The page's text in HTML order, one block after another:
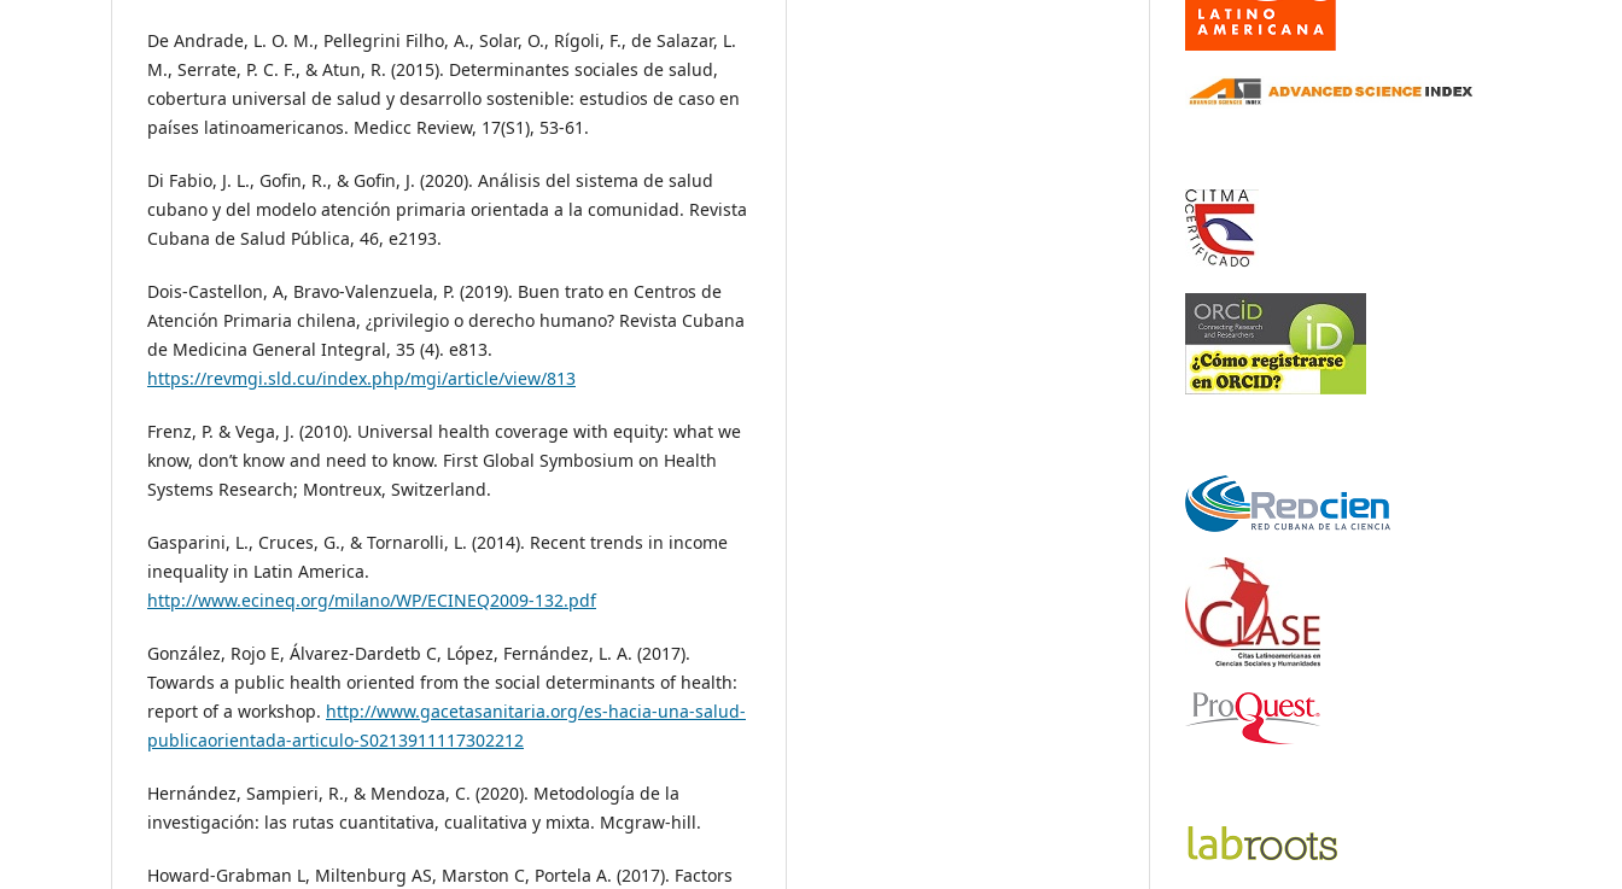
De Andrade, L. O. M., Pellegrini Filho, A., Solar, O., Rígoli, F., de Salazar, L.
M., Serrate, P. C. F., & Atun, R. (2015). Determinantes sociales de salud,
cobertura universal de salud y desarrollo sostenible: estudios de caso en
países latinoamericanos. Medicc Review, 17(S1), 53-61.
Di Fabio, J. L., Gofin, R., & Gofin, J. (2020). Análisis del sistema de salud
cubano y del modelo atención primaria orientada a la comunidad. Revista
Cubana de Salud Pública, 46, e2193.
Dois-Castellon, A, Bravo-Valenzuela, P. (2019). Buen trato en Centros de
Atención Primaria chilena, ¿privilegio o derecho humano? Revista Cubana
de Medicina General Integral, 35 (4). e813.
https://revmgi.sld.cu/index.php/mgi/article/view/813
Frenz, P. & Vega, J. (2010). Universal health coverage with equity: what we
know, don’t know and need to know. First Global Symbosium on Health
Systems Research; Montreux, Switzerland.
Gasparini, L., Cruces, G., & Tornarolli, L. (2014). Recent trends in income
inequality in Latin America.
http://www.ecineq.org/milano/WP/ECINEQ2009-132.pdf
González, Rojo E, Álvarez-Dardetb C, López, Fernández, L. A. (2017).
Towards a public health oriented from the social determinants of health:
report of a workshop. http://www.gacetasanitaria.org/es-hacia-una-salud-
publicaorientada-articulo-S0213911117302212
Hernández, Sampieri, R., & Mendoza, C. (2020). Metodología de la
investigación: las rutas cuantitativa, cualitativa y mixta. Mcgraw-hill.
Howard-Grabman L, Miltenburg AS, Marston C, Portela A. (2017). Factors